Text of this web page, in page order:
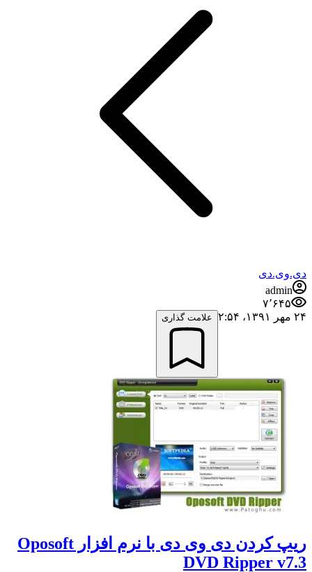
۷٬۶۴۵
علامت گذاری
ریپ کردن دی وی دی با نرم افزار Oposoft
DVD Ripper